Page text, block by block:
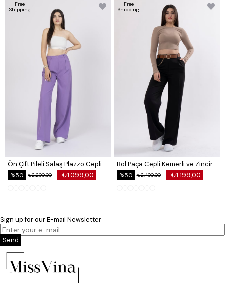
Ön Çift Pileli Salaş Plazzo Cepli Pantolon
₺1.099,00
₺2.200,00
%50
Free
Shipping
Bol Paça Cepli Kemerli ve Zincir Detaylı Atlas Kumaş Pantolon
₺1.199,00
₺2.400,00
%50
Free
Shipping
Sign up for our E-mail Newsletter
Send